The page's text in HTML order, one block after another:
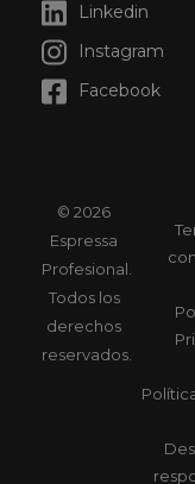
Linkedin
Instagram
Facebook
© 2026
Espressa
Profesional.
Todos los
derechos
reservados.